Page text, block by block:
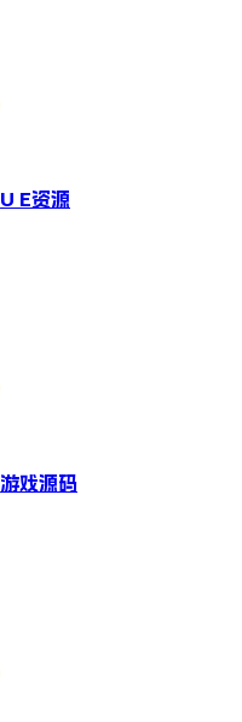
U E资源
游戏源码